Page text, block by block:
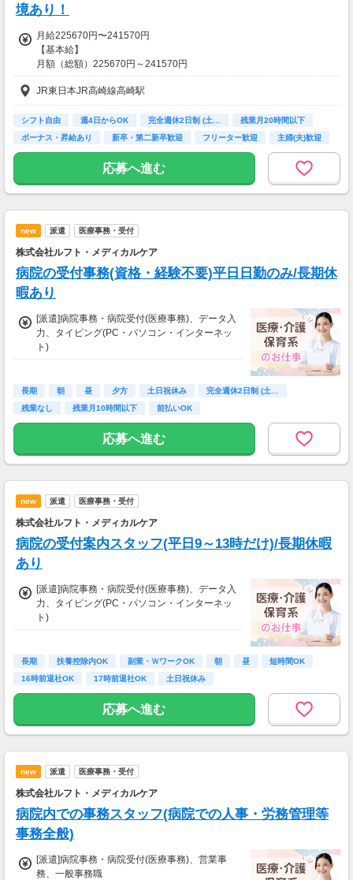
境あり！
月給225670円〜241570円
【基本給】
月額（総額）225670円～241570円
【手当】
【全員に支給】
◆処遇改善手当：8,000円
◆処遇改善2手当：8,500円
／
＼
◇各種保険完備
◇有給休暇（就業後6か月経過後付与）
せっかく働くなら、手に職つけたい！！
そんな方にもおすすめの福利厚生をご準備◎
一部支給
JR東日本JR高崎線高崎駅
シフト自由 週4日からOK 完全週休2日制 (土…
残業月20時間以下
ボーナス・昇給あり
新卒・第二新卒歓迎 フリーター歓迎
主婦(夫)歓迎
シニア歓迎
応募へ進む
new 派遣 医療事務・受付
株式会社ルフト・メディカルケア
病院の受付事務(資格・経験不要)平日日勤のみ/長期休
暇あり
[派遣]病院事務・病院受付(医療事務)、データ入
力、タイピング(PC・パソコン・インターネッ
ト)
[派遣]時給1,400円～
時給1400円×1日7時間×月21日
＝月収20万5800円！
長期 朝 昼 夕方 土日祝休み
完全週休2日制 (土…
残業なし
残業月10時間以下 前払いOK
応募へ進む
new 派遣 医療事務・受付
株式会社ルフト・メディカルケア
病院の受付案内スタッフ(平日9～13時だけ)/長期休暇
あり
[派遣]病院事務・病院受付(医療事務)、データ入
力、タイピング(PC・パソコン・インターネッ
ト)
[派遣]時給1,250円～
時給1250円×1日4時間×月21日
＝月収10万5000円！
長期 扶養控除内OK 副業・ＷワークOK 朝 昼
短時間OK
16時前退社OK
17時前退社OK 土日祝休み
応募へ進む
new 派遣 医療事務・受付
株式会社ルフト・メディカルケア
病院内での事務スタッフ(病院での人事・労務管理等
事務全般)
[派遣]病院事務・病院受付(医療事務)、営業事
務、一般事務職